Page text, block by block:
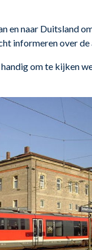
en naar Duitsland
informeren over de
om te kijken